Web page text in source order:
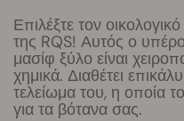
Επιλέξτε τον
της RQS! Αυτός ο
μασίφ ξύλο είναι
χημικά. Διαθέτει
τελείωμα του, η οποία
για τα βότανα σας.